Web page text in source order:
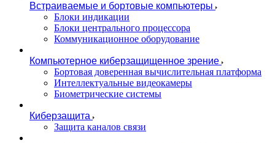
Встраиваемые и бортовые компьютеры
Блоки индикации
Блоки центрального процессора
Коммуникационное оборудование
Компьютерное киберзащищенное зрение
Бортовая доверенная вычислительная платформа
Интеллектуальные видеокамеры
Биометрические системы
Киберзащита
Защита каналов связи